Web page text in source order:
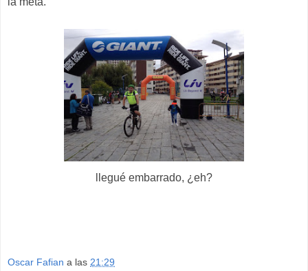
llegué embarrado, ¿eh?
Oscar Fafian a las 21:29